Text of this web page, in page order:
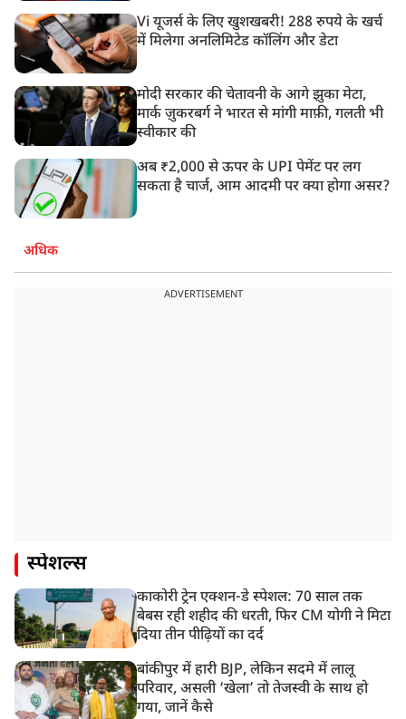
Vi यूजर्स के लिए खुशखबरी! 288 रुपये के खर्च
में मिलेगा अनलिमिटेड कॉलिंग और डेटा
मोदी सरकार की चेतावनी के आगे झुका मेटा,
मार्क ज़ुकरबर्ग ने भारत से मांगी माफ़ी, गलती भी
स्वीकार की
अब ₹2,000 से ऊपर के UPI पेमेंट पर लग
सकता है चार्ज, आम आदमी पर क्या होगा असर?
अधिक
ADVERTISEMENT
स्पेशल्स
काकोरी ट्रेन एक्शन-डे स्पेशल: 70 साल तक
बेबस रही शहीद की धरती, फिर CM योगी ने मिटा
दिया तीन पीढ़ियों का दर्द
बांकीपुर में हारी BJP, लेकिन सदमे में लालू
परिवार, असली ‘खेला’ तो तेजस्वी के साथ हो
गया, जानें कैसे